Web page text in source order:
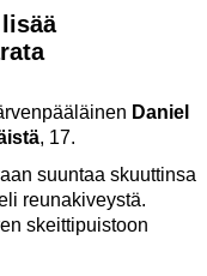
Daniel
, 17.
suuntaa skuuttinsa
reunakiveystä.
skeittipuistoon